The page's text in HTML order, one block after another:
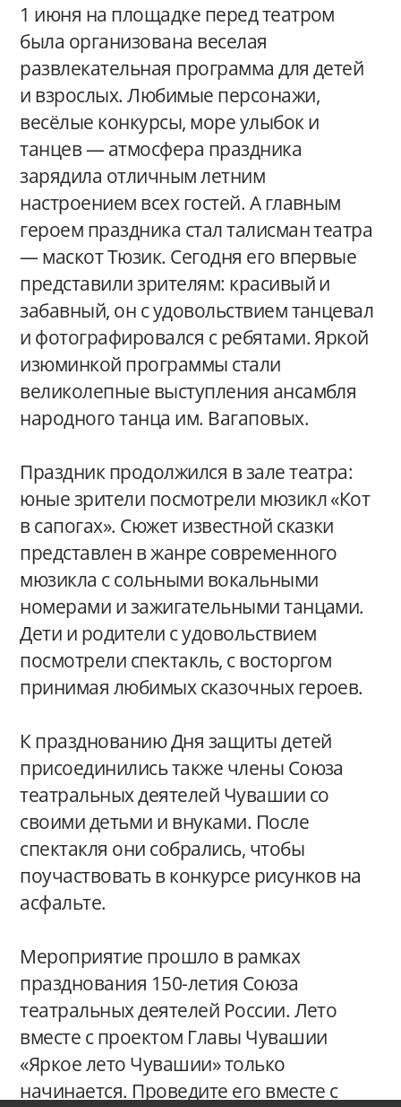
1 июня на площадке перед театром
была организована веселая
развлекательная программа для детей
и взрослых. Любимые персонажи,
весёлые конкурсы, море улыбок и
танцев — атмосфера праздника
зарядила отличным летним
настроением всех гостей. А главным
героем праздника стал талисман театра
— маскот Тюзик. Сегодня его впервые
представили зрителям: красивый и
забавный, он с удовольствием танцевал
и фотографировался с ребятами. Яркой
изюминкой программы стали
великолепные выступления ансамбля
народного танца им. Вагаповых.
Праздник продолжился в зале театра:
юные зрители посмотрели мюзикл «Кот
в сапогах». Сюжет известной сказки
представлен в жанре современного
мюзикла с сольными вокальными
номерами и зажигательными танцами.
Дети и родители с удовольствием
посмотрели спектакль, с восторгом
принимая любимых сказочных героев.
К празднованию Дня защиты детей
присоединились также члены Союза
театральных деятелей Чувашии со
своими детьми и внуками. После
спектакля они собрались, чтобы
поучаствовать в конкурсе рисунков на
асфальте.
Мероприятие прошло в рамках
празднования 150-летия Союза
театральных деятелей России. Лето
вместе с проектом Главы Чувашии
«Яркое лето Чувашии» только
начинается. Проведите его вместе с